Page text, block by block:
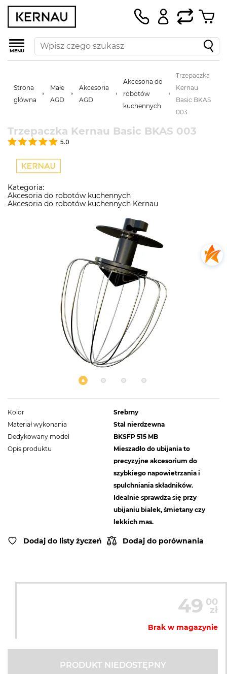
MENU
Strona
główna
Małe
AGD
Akcesoria
AGD
Akcesoria do
robotów
kuchennych
Trzepaczka
Kernau
Basic BKAS
003
Trzepaczka Kernau Basic BKAS 003
5.0
Kategoria:
Akcesoria do robotów kuchennych
Akcesoria do robotów kuchennych Kernau
Kolor
Srebrny
Materiał wykonania
Stal nierdzewna
Dedykowany model
BKSFP 515 MB
Opis produktu
Mieszadło do ubijania to
precyzyjne akcesorium do
szybkiego napowietrzania i
spulchniania składników.
Idealnie sprawdza się przy
ubijaniu bialek, śmietany czy
lekkich mas.
Dodaj do listy życzeń Dodaj do porównania
49 00
zł
Brak w magazynie
PRODUKT NIEDOSTĘPNY